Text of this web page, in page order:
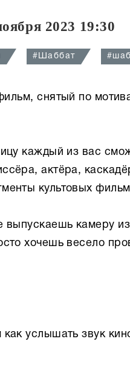
2023 19:30
#Шаббат
снятый по
каждый из вас
актёра,
культовых
выпускаешь камеру
хочешь весело
как услышать звук